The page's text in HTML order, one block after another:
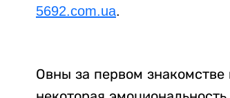
5692.com.ua.
Овны за первом